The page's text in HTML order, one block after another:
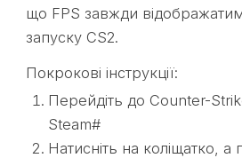
що FPS завжди
запуску CS2.
Покрокові інструкції:
Перейдіть до Counter-
Steam#
Натисніть на коліщатко, а